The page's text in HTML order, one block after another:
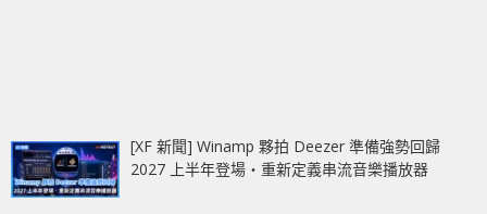
[XF 新聞] Winamp 夥拍 Deezer 準備強勢回歸
2027 上半年登場‧重新定義串流音樂播放器